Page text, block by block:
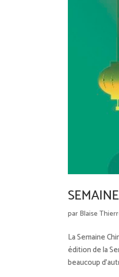
parBlaise
La Semaine
édition de la
beaucoup